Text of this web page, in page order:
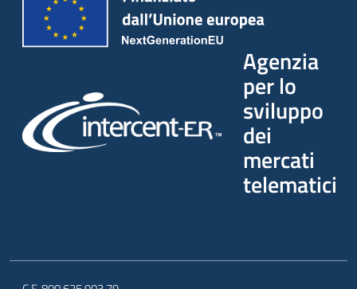
Agenzia
per lo
sviluppo
dei
mercati
telematici